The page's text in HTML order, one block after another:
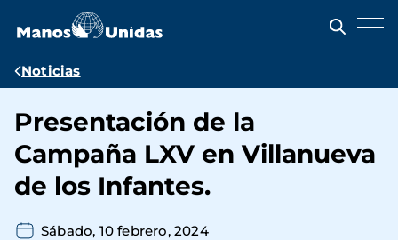
contenido
Ruta
navegación
Noticias
Presentación de la
Campaña LXV en Villanueva
de los Infantes.
Sábado, 10 febrero, 2024